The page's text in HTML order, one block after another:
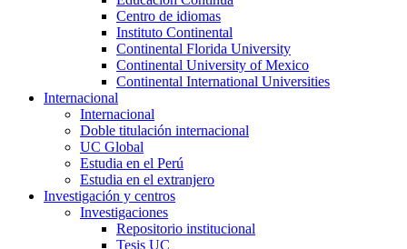
Centro de idiomas
Instituto Continental
Continental Florida University
Continental University of Mexico
Continental International Universities
Internacional
Internacional
Doble titulación internacional
UC Global
Estudia en el Perú
Estudia en el extranjero
Investigación y centros
Investigaciones
Repositorio institucional
Tesis UC